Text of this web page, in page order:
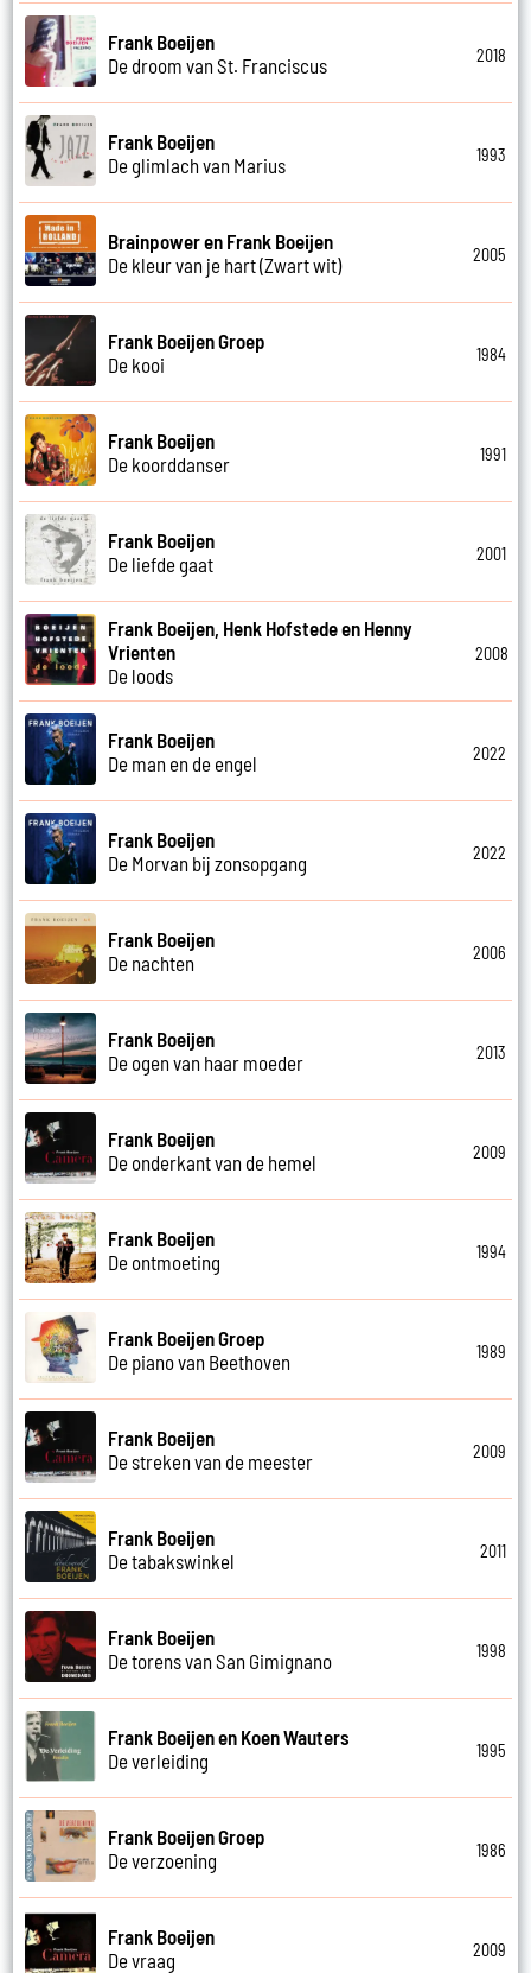
Frank Boeijen
De droom van St. Franciscus
2018
Frank Boeijen
De glimlach van Marius
1993
Brainpower en Frank Boeijen
De kleur van je hart (Zwart wit)
2005
Frank Boeijen Groep
De kooi
1984
Frank Boeijen
De koorddanser
1991
Frank Boeijen
De liefde gaat
2001
Frank Boeijen, Henk Hofstede en Henny
Vrienten
De loods
2008
Frank Boeijen
De man en de engel
2022
Frank Boeijen
De Morvan bij zonsopgang
2022
Frank Boeijen
De nachten
2006
Frank Boeijen
De ogen van haar moeder
2013
Frank Boeijen
De onderkant van de hemel
2009
Frank Boeijen
De ontmoeting
1994
Frank Boeijen Groep
De piano van Beethoven
1989
Frank Boeijen
De streken van de meester
2009
Frank Boeijen
De tabakswinkel
2011
Frank Boeijen
De torens van San Gimignano
1998
Frank Boeijen en Koen Wauters
De verleiding
1995
Frank Boeijen Groep
De verzoening
1986
Frank Boeijen
De vraag
2009